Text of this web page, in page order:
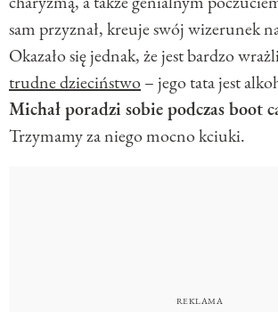
sam przyznał, kreuje swój wizerunek
Okazało się jednak, że jest bardzo
trudne dzieciństwo– jego tata jest
Michał poradzi sobie podczas boot
Trzymamy za niego mocno kciuki.